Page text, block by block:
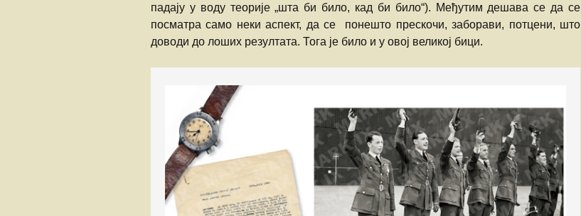
падају у воду теорије „шта би било, кад би било“). Међутим дешава се да се
посматра само неки аспект, да се понешто прескочи, заборави, потцени, што
доводи до лоших резултата. Тога је било и у овој великој бици.